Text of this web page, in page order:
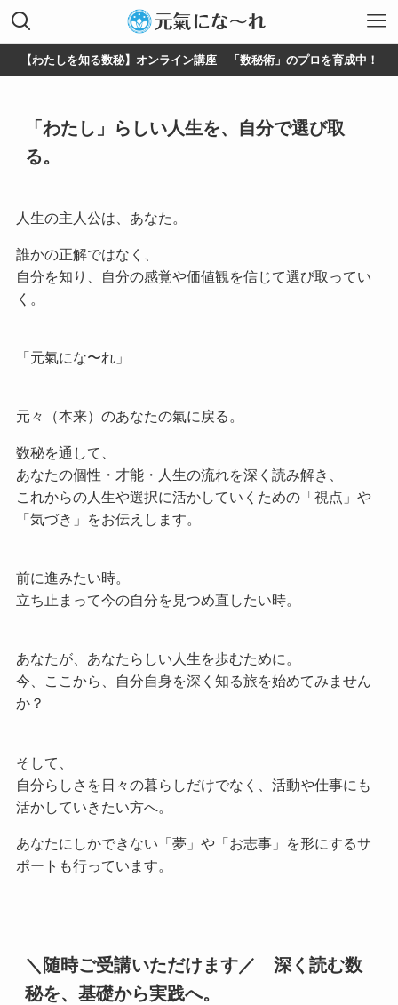
【わたしを知る数秘】オンライン講座 「数秘術」のプロを育成中！
「わたし」らしい人生を、自分で選び取
る。
人生の主人公は、あなた。
誰かの正解ではなく、
自分を知り、自分の感覚や価値観を信じて選び取ってい
く。
「元氣にな〜れ」
元々（本来）のあなたの氣に戻る。
数秘を通して、
あなたの個性・才能・人生の流れを深く読み解き、
これからの人生や選択に活かしていくための「視点」や
「気づき」をお伝えします。
前に進みたい時。
立ち止まって今の自分を見つめ直したい時。
あなたが、あなたらしい人生を歩むために。
今、ここから、自分自身を深く知る旅を始めてみません
か？
そして、
自分らしさを日々の暮らしだけでなく、活動や仕事にも
活かしていきたい方へ。
あなたにしかできない「夢」や「お志事」を形にするサ
ポートも行っています。
＼随時ご受講いただけます／ 深く読む数
秘を、基礎から実践へ。